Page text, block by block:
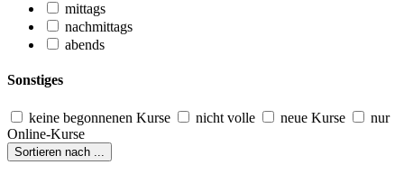
mittags
nachmittags
abends
Sonstiges
keine begonnenen Kurse nicht volle neue Kurse
nur
Online-Kurse
Sortieren nach ...